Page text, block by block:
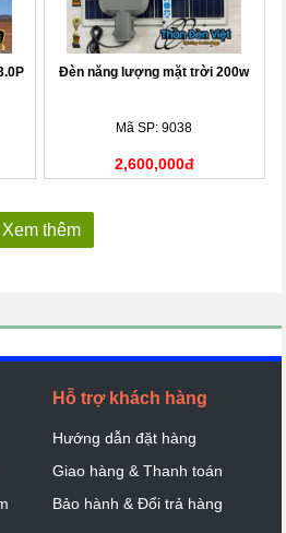
Đèn năng lượng mặt trời 200w
Mã SP: 9038
2,600,000đ
Xem thêm
Hỗ trợ khách hàng
Hướng dẫn đặt hàng
Giao hàng & Thanh toán
Bảo hành & Đổi trả hàng